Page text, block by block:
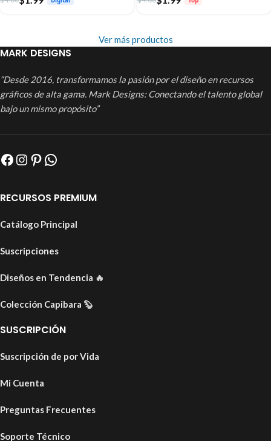
Ver más productos
MARK DESIGNS
“Desde 2016, transformamos la pasión por el diseño en recursos
gráficos de alta gama. Mark Designs: Conectando el talento global
bajo un mismo propósito”
RECURSOS PREMIUM
Catálogo Principal
Suscripciones
Diseños en Tendencia 🔥
Colección Capibara 🦫
SUSCRIPCIÓN
Suscripción de por Vida
Mi Cuenta
Preguntas Frecuentes
Soporte Técnico